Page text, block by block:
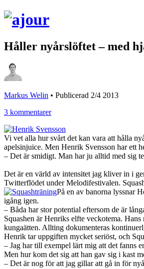
Håller nyårslöftet – med
Markus Welin • Publicerad 2/4 2013
3 kommentarer
Vi vet alla hur svårt det kan vara att hålla
apelsinjuice. Men Henrik Svensson har ett
– Det är smidigt. Man har ju alltid med sig
Det är en värld av intensitet jag kliver in i
Twitterflödet under Melodifestivalen.
På en av banorna lyssnar
igång igen.
– Båda har stor potential eftersom de är
Squashen är Henriks elfte veckotema.
kungaätten. Allting dokumenteras
Henrik tar uppgiften mycket seriöst, och
– Jag har till exempel lärt mig att det fanns
Men hur kom det sig att han gav sig i kast
– Det är nog för att jag gillar att gå in för